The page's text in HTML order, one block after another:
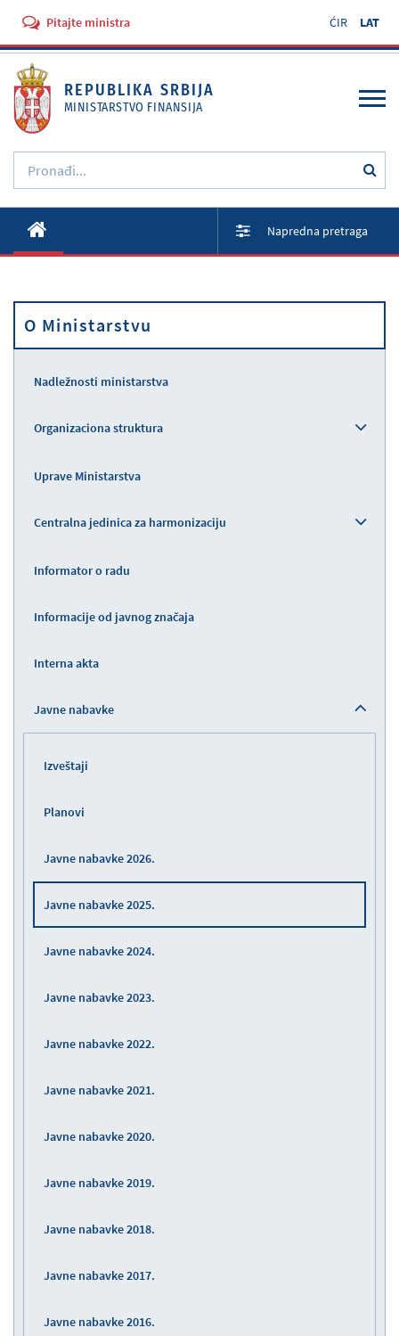
Pitajte ministra ĆIR LAT
REPUBLIKA SRBIJA
MINISTARSTVO FINANSIJA
Aktivnosti
Propisi
Napredna pretraga
O Ministarstvu
Nadležnosti ministarstva
Organizaciona struktura
Uprave Ministarstva
Centralna jedinica za harmonizaciju
Informator o radu
Informacije od javnog značaja
Interna akta
Javne nabavke
Izveštaji
Planovi
Javne nabavke 2026.
Javne nabavke 2025.
Javne nabavke 2024.
Javne nabavke 2023.
Javne nabavke 2022.
Javne nabavke 2021.
Javne nabavke 2020.
Javne nabavke 2019.
Javne nabavke 2018.
Javne nabavke 2017.
Javne nabavke 2016.